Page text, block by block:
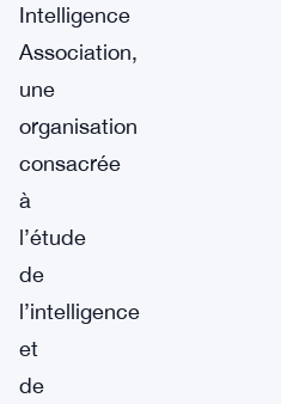
Intelligence
Association,
une
organisation
consacrée
à
l’étude
de
l’intelligence
et
de